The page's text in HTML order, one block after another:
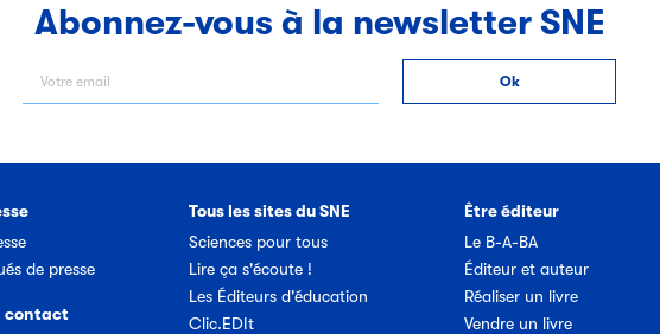
Abonnez-vous à la newsletter SNE
de presse
contact
Tous les sites du SNE
Sciences pour tous
Lire ça s'écoute !
Les Éditeurs d'éducation
Clic.EDIt
Être éditeur
Le B-A-BA
Éditeur et auteur
Réaliser un livre
Vendre un livre